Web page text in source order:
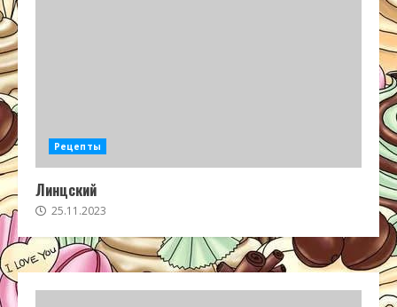
Рецепты
Линцский
25.11.2023